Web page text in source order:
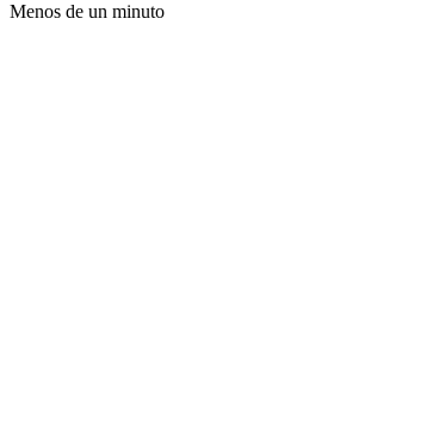
Menos de un minuto